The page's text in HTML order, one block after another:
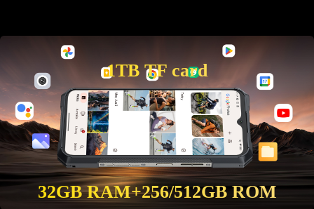
1TB TF card
32GB RAM+256/512GB ROM